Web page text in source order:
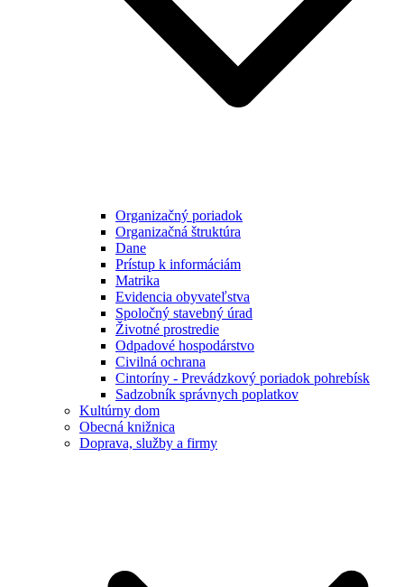
Organizačný poriadok
Organizačná štruktúra
Dane
Prístup k informáciám
Matrika
Evidencia obyvateľstva
Spoločný stavebný úrad
Životné prostredie
Odpadové hospodárstvo
Civilná ochrana
Cintoríny - Prevádzkový poriadok pohrebísk
Sadzobník správnych poplatkov
Kultúrny dom
Obecná knižnica
Doprava, služby a firmy